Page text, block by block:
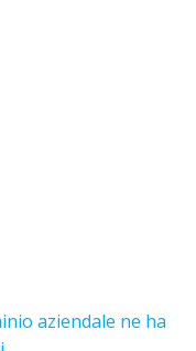
aziendale ne ha